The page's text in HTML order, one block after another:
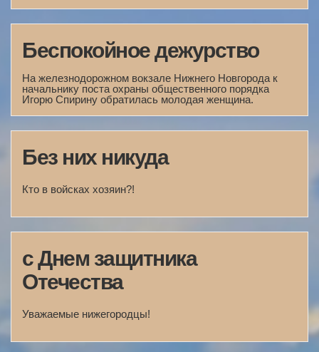
Беспокойное дежурство
На железнодорожном вокзале Нижнего Новгорода к
начальнику поста охраны общественного порядка
Игорю Спирину обратилась молодая женщина.
Без них никуда
Кто в войсках хозяин?!
с Днем защитника
Отечества
Уважаемые нижегородцы!